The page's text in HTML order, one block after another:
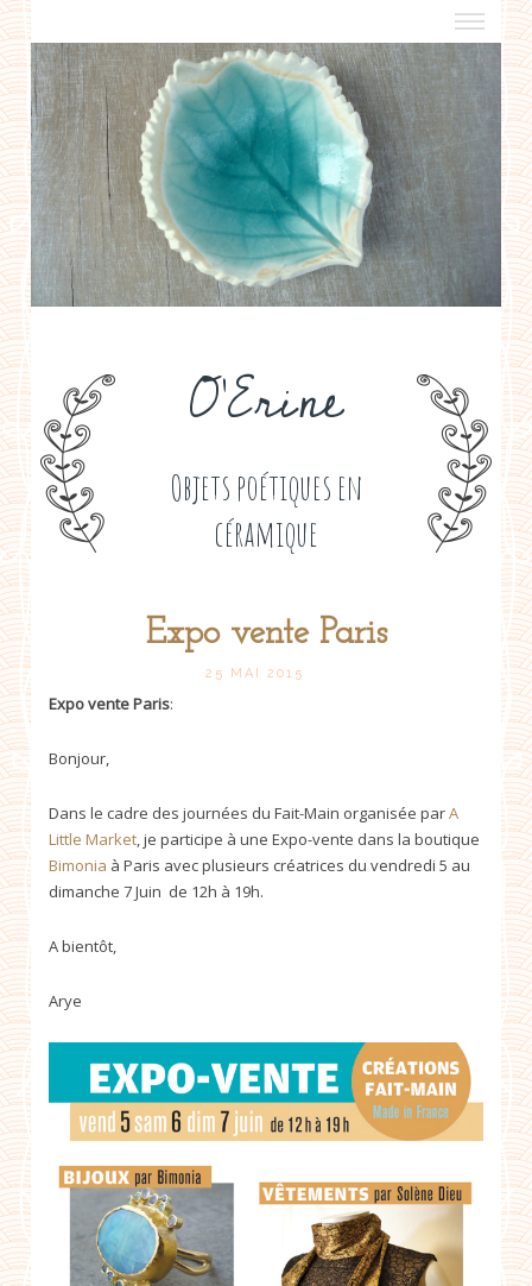
O'Erine
Objets poétiques en
céramique
a propos
boutiques de créateurs
contact
politique de confidentialité
Expo vente Paris
25 MAI 2015
Expo vente Paris:
Bonjour,
Dans le cadre des journées du Fait-Main organisée parA
Little Market, je participe à une Expo-vente dans la boutique
Bimonia à Paris avec plusieurs créatrices du vendredi 5 au
dimanche 7 Juin de 12h à 19h.
A bientôt,
Arye
navigation